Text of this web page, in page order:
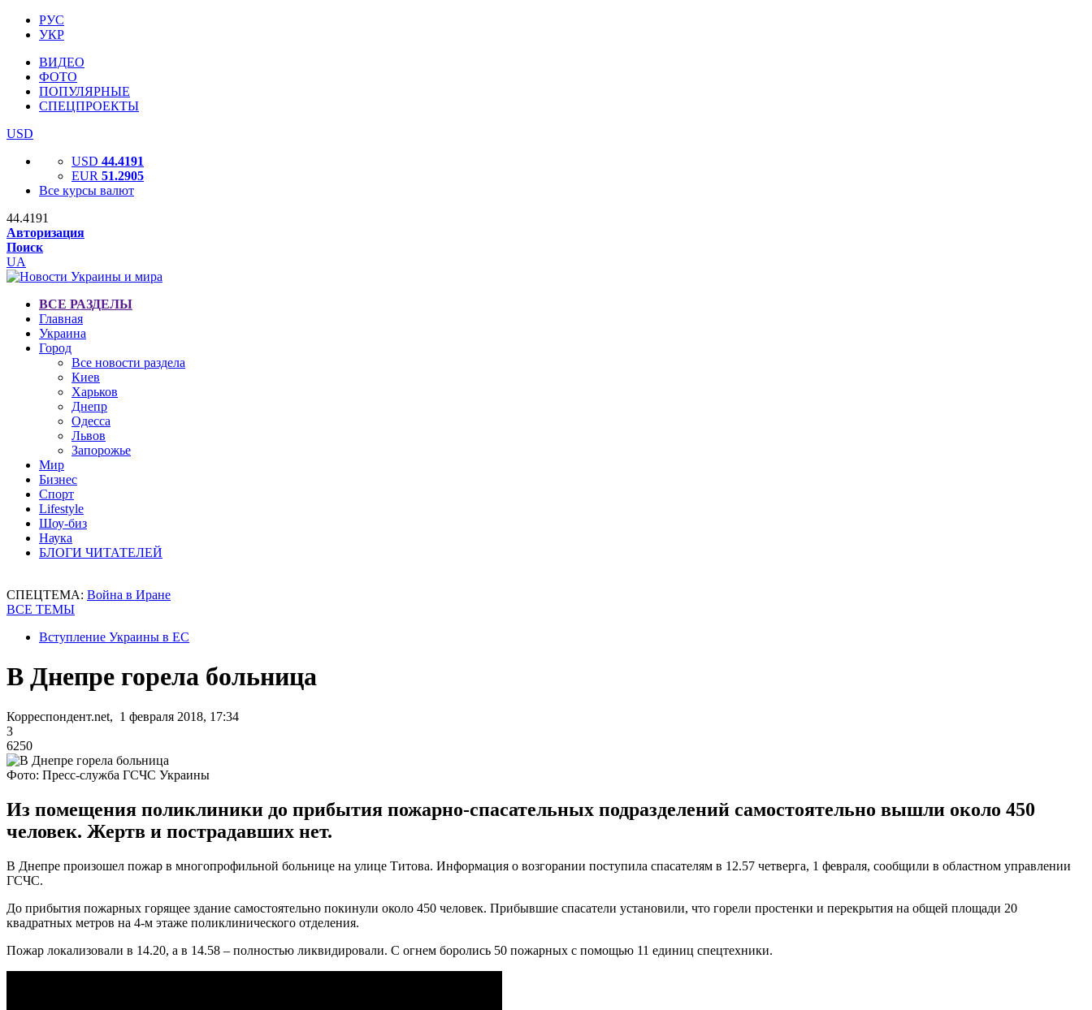
РУС
УКР
ВИДЕО
ФОТО
ПОПУЛЯРНЫЕ
СПЕЦПРОЕКТЫ
USD
USD 44.4191
EUR 51.2905
Все курсы валют
44.4191
Авторизация
Поиск
UA
ВСЕ РАЗДЕЛЫ
Главная
Украина
Город
Все новости раздела
Киев
Харьков
Днепр
Одесса
Львов
Запорожье
Мир
Бизнес
Спорт
Lifestyle
Шоу-биз
Наука
БЛОГИ ЧИТАТЕЛЕЙ
СПЕЦТЕМА: Война в Иране
ВСЕ ТЕМЫ
Вступление Украины в ЕС
В Днепре горела больница
Корреспондент.net, 1 февраля 2018, 17:34
3
6250
Фото: Пресс-служба ГСЧС Украины
Из помещения поликлиники до прибытия пожарно-спасательных подразделений самостоятельно вышли около 450
человек. Жертв и пострадавших нет.
В Днепре произошел пожар в многопрофильной больнице на улице Титова. Информация о возгорании поступила спасателям в 12.57 четверга, 1 февраля, сообщили в областном управлении
ГСЧС.
До прибытия пожарных горящее здание самостоятельно покинули около 450 человек. Прибывшие спасатели установили, что горели простенки и перекрытия на общей площади 20
квадратных метров на 4-м этаже поликлинического отделения.
Пожар локализовали в 14.20, а в 14.58 – полностью ликвидировали. С огнем боролись 50 пожарных с помощью 11 единиц спецтехники.